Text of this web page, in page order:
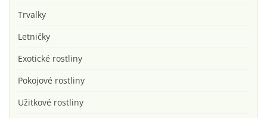
Trvalky
Letničky
Exotické rostliny
Pokojové rostliny
Užitkové rostliny